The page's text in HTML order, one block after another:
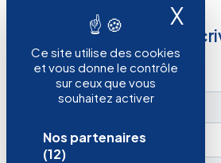
Ce site utilise des cookies
et vous donne le contrôle
sur ceux que vous
souhaitez activer
Nos partenaires
(12)
X
Restez informé,
notre newsletter !